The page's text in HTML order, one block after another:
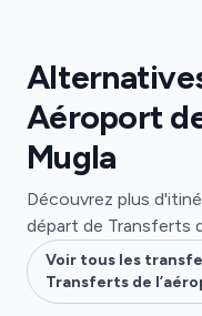
Aéroport
Mugla
Découvrez plus
départ de Transferts
Voir tous les
Transferts de